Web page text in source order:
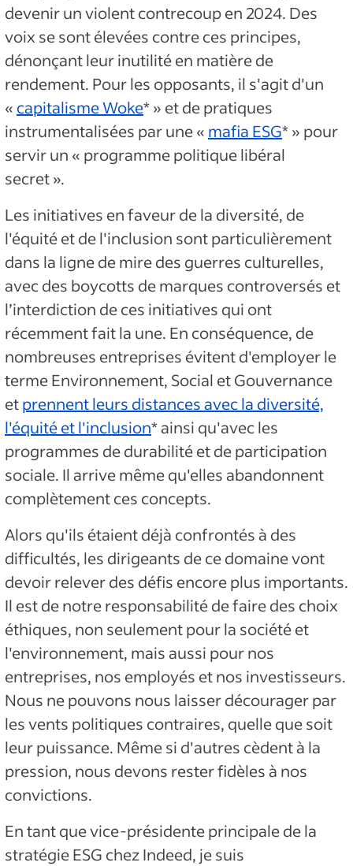
devenir un violent contrecoup en 2024. Des
voix se sont élevées contre ces principes,
dénonçant leur inutilité en matière de
rendement. Pour les opposants, il s'agit d'un
« capitalisme Woke* » et de pratiques
instrumentalisées par une « mafia ESG* » pour
servir un « programme politique libéral
secret ».
Les initiatives en faveur de la diversité, de
l'équité et de l'inclusion sont particulièrement
dans la ligne de mire des guerres culturelles,
avec des boycotts de marques controversés et
l’interdiction de ces initiatives qui ont
récemment fait la une. En conséquence, de
nombreuses entreprises évitent d'employer le
terme Environnement, Social et Gouvernance
etprennent leurs distances avec la diversité,
l'équité et l'inclusion* ainsi qu'avec les
programmes de durabilité et de participation
sociale. Il arrive même qu'elles abandonnent
complètement ces concepts.
Alors qu'ils étaient déjà confrontés à des
difficultés, les dirigeants de ce domaine vont
devoir relever des défis encore plus importants.
Il est de notre responsabilité de faire des choix
éthiques, non seulement pour la société et
l'environnement, mais aussi pour nos
entreprises, nos employés et nos investisseurs.
Nous ne pouvons nous laisser décourager par
les vents politiques contraires, quelle que soit
leur puissance. Même si d'autres cèdent à la
pression, nous devons rester fidèles à nos
convictions.
En tant que vice-présidente principale de la
stratégie ESG chez Indeed, je suis